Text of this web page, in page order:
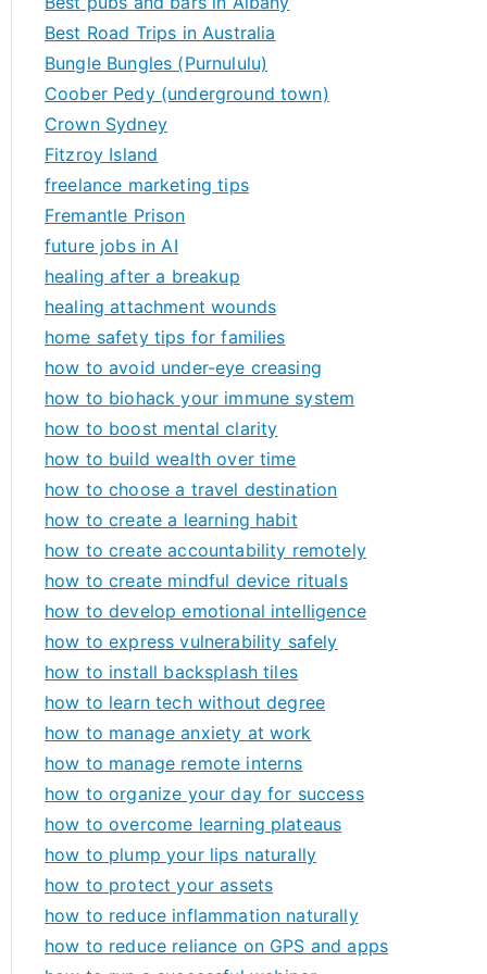
Best Road Trips in Australia
Bungle Bungles (Purnululu)
Coober Pedy (underground town)
Crown Sydney
Fitzroy Island
freelance marketing tips
Fremantle Prison
future jobs in AI
healing after a breakup
healing attachment wounds
home safety tips for families
how to avoid under-eye creasing
how to biohack your immune system
how to boost mental clarity
how to build wealth over time
how to choose a travel destination
how to create a learning habit
how to create accountability remotely
how to create mindful device rituals
how to develop emotional intelligence
how to express vulnerability safely
how to install backsplash tiles
how to learn tech without degree
how to manage anxiety at work
how to manage remote interns
how to organize your day for success
how to overcome learning plateaus
how to plump your lips naturally
how to protect your assets
how to reduce inflammation naturally
how to reduce reliance on GPS and apps